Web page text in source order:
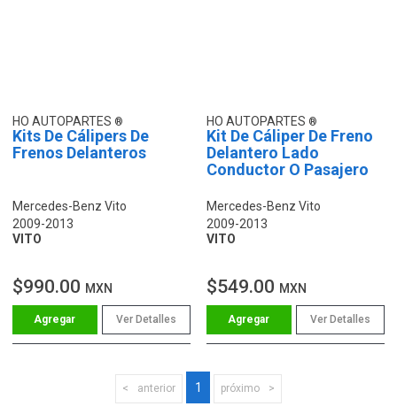
HO AUTOPARTES
Kits De Cálipers De
Frenos Delanteros
Mercedes-Benz Vito
2009-2013
VITO
$990.00 MXN
Ver Detalles
HO AUTOPARTES
Kit De Cáliper De Freno
Delantero Lado
Conductor O Pasajero
Mercedes-Benz Vito
2009-2013
VITO
$549.00 MXN
Ver Detalles
anterior 1 próximo